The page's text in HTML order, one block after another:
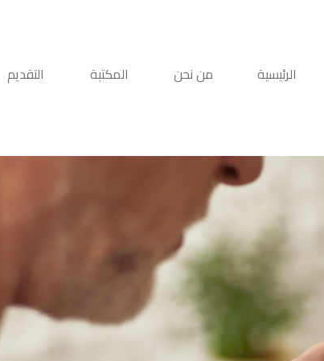
الرئيسية من نحن المكتبة التقديم